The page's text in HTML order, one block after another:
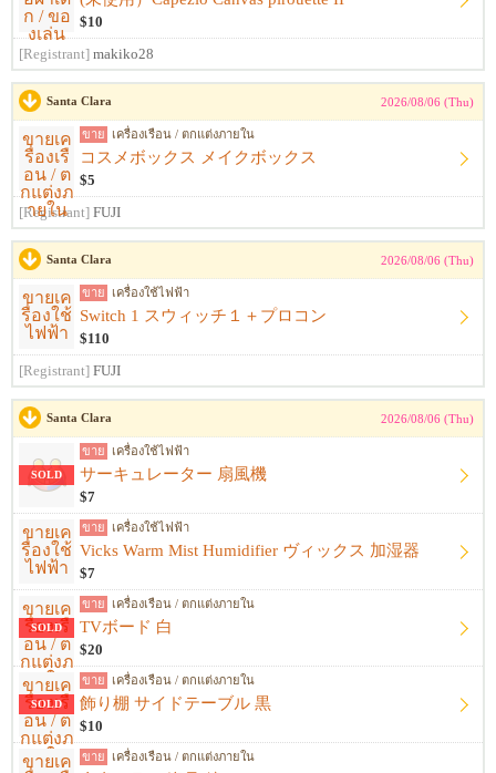
$10
[Registrant] makiko28
Santa Clara 2026/08/06 (Thu)
ขาย เครื่องเรือน / ตกแต่งภายใน
コスメボックス メイクボックス
$5
[Registrant] FUJI
Santa Clara 2026/08/06 (Thu)
ขาย เครื่องใช้ไฟฟ้า
Switch 1 スウィッチ１＋プロコン
$110
[Registrant] FUJI
Santa Clara 2026/08/06 (Thu)
SOLD
ขาย เครื่องใช้ไฟฟ้า
サーキュレーター 扇風機
$7
ขาย เครื่องใช้ไฟฟ้า
Vicks Warm Mist Humidifier ヴィックス 加湿器
$7
SOLD
ขาย เครื่องเรือน / ตกแต่งภายใน
TVボード 白
$20
SOLD
ขาย เครื่องเรือน / ตกแต่งภายใน
飾り棚 サイドテーブル 黒
$10
ขาย เครื่องเรือน / ตกแต่งภายใน